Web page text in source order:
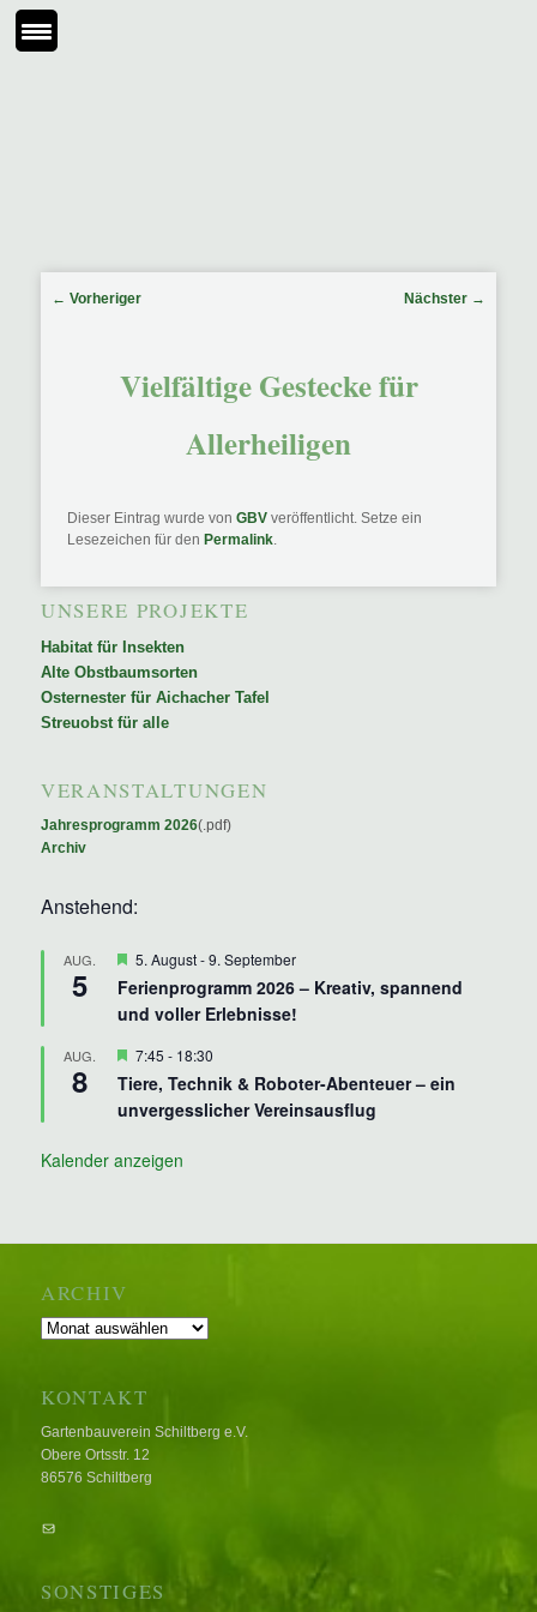
Beitragsnavigation
← Vorheriger Nächster →
Vielfältige Gestecke für
Allerheiligen
Dieser Eintrag wurde von GBVveröffentlicht. Setze ein
Lesezeichen für den Permalink.
UNSERE PROJEKTE
Habitat für Insekten
Alte Obstbaumsorten
Osternester für Aichacher Tafel
Streuobst für alle
VERANSTALTUNGEN
Jahresprogramm 2026(.pdf)
Archiv
Anstehend:
AUG.
5
Hervorgehoben
5. August-9. September
Ferienprogramm 2026 – Kreativ, spannend
und voller Erlebnisse!
AUG.
8
Hervorgehoben
7:45 - 18:30
Tiere, Technik & Roboter-Abenteuer – ein
unvergesslicher Vereinsausflug
Kalender anzeigen
ARCHIV
Archiv
KONTAKT
Gartenbauverein Schiltberg e.V.
Obere Ortsstr. 12
86576 Schiltberg
E-Mail
SONSTIGES